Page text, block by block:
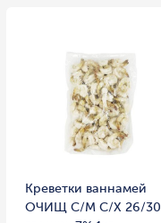
Креветки ваннамей
ОЧИЩ С/М С/Х 26/30